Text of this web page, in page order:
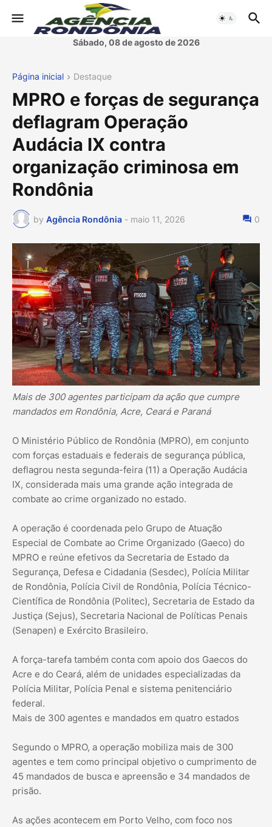
Sábado, 08 de agosto de 2026
Página inicial Destaque
MPRO e forças de segurança
deflagram Operação
Audácia IX contra
organização criminosa em
Rondônia
by Agência Rondônia - maio 11, 2026 0
Mais de 300 agentes participam da ação que cumpre
mandados em Rondônia, Acre, Ceará e Paraná
O Ministério Público de Rondônia (MPRO), em conjunto
com forças estaduais e federais de segurança pública,
deflagrou nesta segunda-feira (11) a Operação Audácia
IX, considerada mais uma grande ação integrada de
combate ao crime organizado no estado.
A operação é coordenada pelo Grupo de Atuação
Especial de Combate ao Crime Organizado (Gaeco) do
MPRO e reúne efetivos da Secretaria de Estado da
Segurança, Defesa e Cidadania (Sesdec), Polícia Militar
de Rondônia, Polícia Civil de Rondônia, Polícia Técnico-
Científica de Rondônia (Politec), Secretaria de Estado da
Justiça (Sejus), Secretaria Nacional de Políticas Penais
(Senapen) e Exército Brasileiro.
A força-tarefa também conta com apoio dos Gaecos do
Acre e do Ceará, além de unidades especializadas da
Polícia Militar, Polícia Penal e sistema penitenciário
federal.
Mais de 300 agentes e mandados em quatro estados
Segundo o MPRO, a operação mobiliza mais de 300
agentes e tem como principal objetivo o cumprimento de
45 mandados de busca e apreensão e 34 mandados de
prisão.
As ações acontecem em Porto Velho, com foco nos